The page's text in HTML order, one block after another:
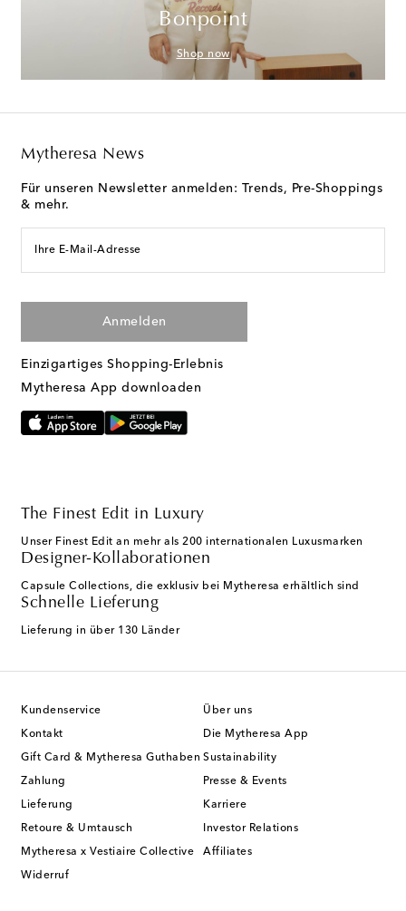
Bonpoint
Shop now
Mytheresa News
Für unseren Newsletter anmelden: Trends, Pre-Shoppings
& mehr.
Ihre E-Mail-Adresse
Anmelden
Einzigartiges Shopping-Erlebnis
Mytheresa App downloaden
The Finest Edit in Luxury
Unser Finest Edit an mehr als 200 internationalen Luxusmarken
Designer-Kollaborationen
Capsule Collections, die exklusiv bei Mytheresa erhältlich sind
Schnelle Lieferung
Lieferung in über 130 Länder
Kundenservice
Kontakt
Gift Card & Mytheresa Guthaben
Zahlung
Lieferung
Retoure & Umtausch
Mytheresa x Vestiaire Collective
Widerruf
Über uns
Die Mytheresa App
Sustainability
Presse & Events
Karriere
Investor Relations
Affiliates